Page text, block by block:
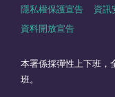
隱私權保護宣告 資訊
資料開放宣告
本署係採彈性上下班，
班。